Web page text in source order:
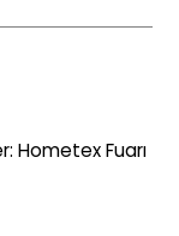
Hometex Fuarı